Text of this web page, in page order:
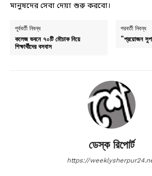
মানুষদের সেবা দেয়া শুরু করবো।
পূর্ববর্তী নিবন্ধ
কলেজ ভবনে ৭০টি মৌচাক নিয়ে
শিক্ষার্থীদের বসবাস
পরবর্তী নিবন্ধ
“প্রয়োজন
ডেস্ক রিপোর্ট
https://